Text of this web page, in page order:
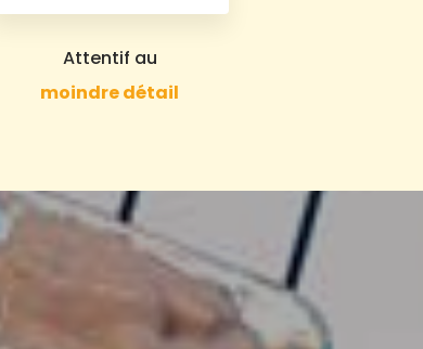
Attentif au
moindre détail